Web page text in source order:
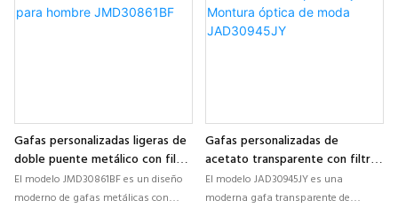
Gafas personalizadas ligeras de
doble puente metálico con filtro
de luz azul para hombre
JMD30861BF
El modelo JMD30861BF es un diseño
moderno de gafas metálicas con
Gafas personalizadas de
acetato transparente con filtro
de luz azul para mujer –
Montura óptica de moda
El modelo JAD30945JY es una
moderna gafa transparente de